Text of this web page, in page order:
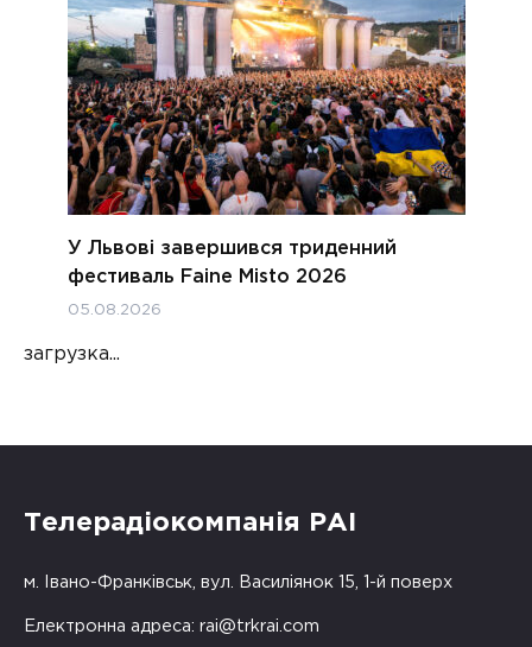
У Львові завершився триденний
фестиваль Faine Misto 2026
05.08.2026
загрузка...
Телерадіокомпанія РАІ
м. Івано-Франківськ, вул. Василіянок 15, 1-й поверх
Електронна адреса: rai@trkrai.com